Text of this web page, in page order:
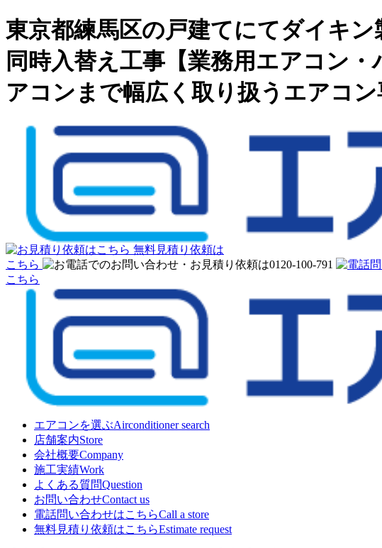
東京都練馬区の戸建てにてダイキ
同時入替え工事【業務用エアコン
アコンまで幅広く取り扱うエアコ
無料見積り依頼は
こちら
こちら
エアコンを選ぶAirconditioner search
店舗案内Store
会社概要Company
施工実績Work
よくある質問Question
お問い合わせContact us
電話問い合わせはこちらCall a store
無料見積り依頼はこちらEstimate request